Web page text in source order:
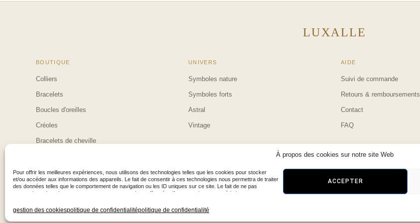
À propos des cookies sur notre site Web
Pour offrir les meilleures expériences, nous utilisons des technologies telles que les cookies pour stocker
et/ou accéder aux informations des appareils. Le fait de consentir à ces technologies nous permettra de traiter
des données telles que le comportement de navigation ou les ID uniques sur ce site. Le fait de ne pas
consentir ou de retirer son consentement peut avoir un effet négatif sur certaines caractéristiques et
ACCEPTER
gestion des cookiespolitique de confidentialitépolitique de confidentialité
LUXALLE
BOUTIQUE
Colliers
Bracelets
Boucles d'oreilles
Créoles
Bracelets de cheville
Nouveautés
UNIVERS
Symboles nature
Symboles forts
Astral
Vintage
AIDE
Suivi de commande
Retours & remboursements
Contact
FAQ